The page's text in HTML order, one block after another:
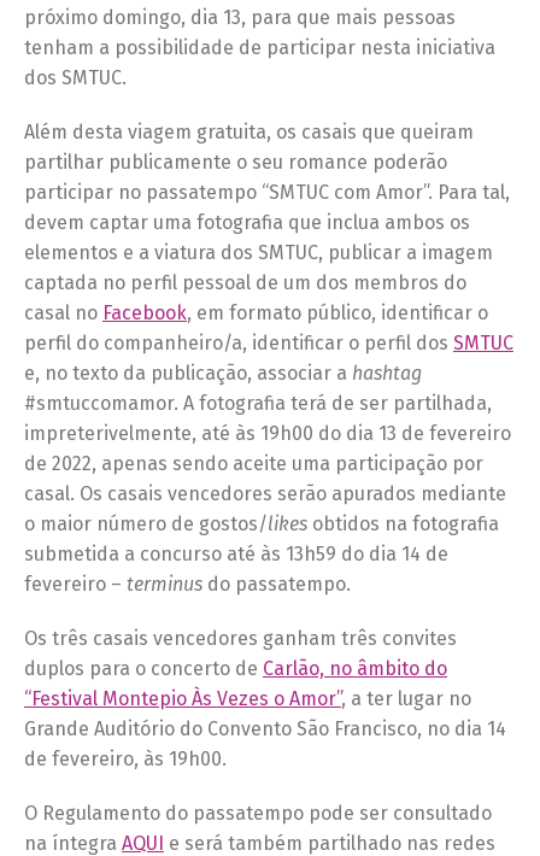
próximo domingo, dia 13, para que mais pessoas
tenham a possibilidade de participar nesta iniciativa
dos SMTUC.
Além desta viagem gratuita, os casais que queiram
partilhar publicamente o seu romance poderão
participar no passatempo “SMTUC com Amor”. Para tal,
devem captar uma fotografia que inclua ambos os
elementos e a viatura dos SMTUC, publicar a imagem
captada no perfil pessoal de um dos membros do
casal no Facebook, em formato público, identificar o
perfil do companheiro/a, identificar o perfil dos SMTUC
e, no texto da publicação, associar a hashtag
#smtuccomamor. A fotografia terá de ser partilhada,
impreterivelmente, até às 19h00 do dia 13 de fevereiro
de 2022, apenas sendo aceite uma participação por
casal. Os casais vencedores serão apurados mediante
o maior número de gostos/likes obtidos na fotografia
submetida a concurso até às 13h59 do dia 14 de
fevereiro – terminus do passatempo.
Os três casais vencedores ganham três convites
duplos para o concerto de Carlão, no âmbito do
“Festival Montepio Às Vezes o Amor”, a ter lugar no
Grande Auditório do Convento São Francisco, no dia 14
de fevereiro, às 19h00.
O Regulamento do passatempo pode ser consultado
na íntegra AQUI e será também partilhado nas redes